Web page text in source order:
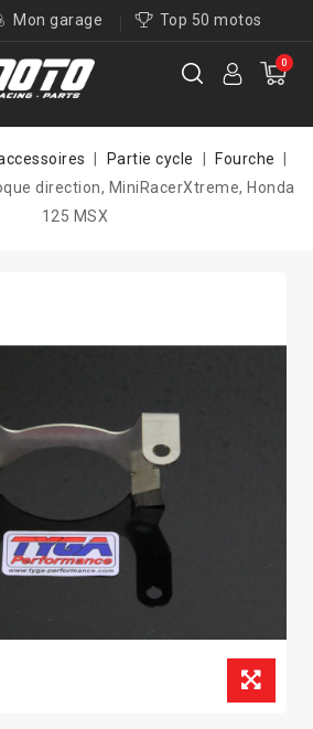
Mon garage Top 50 motos
0
Partie cycle
Fourche
direction, MiniRacerXtreme, Honda
125 MSX